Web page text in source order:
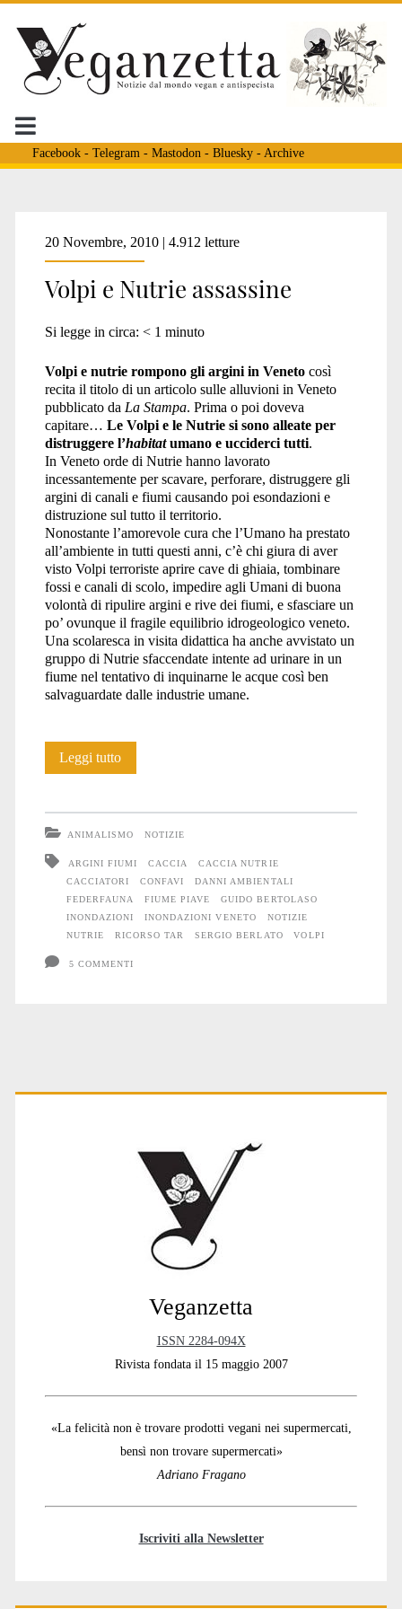
Facebook- Telegram - Mastodon - Bluesky- Archive
Tag:
<span>fiume
piave</span>
20 Novembre, 2010 | 4.912 letture
Volpi e Nutrie assassine
Si legge in circa: < 1 minuto
Volpi e nutrie rompono gli argini in Venetocosì
recita il titolo di un articolo sulle alluvioni in Veneto
pubblicato da La Stampa. Prima o poi doveva
capitare… Le Volpi e le Nutrie si sono alleate per
distruggere l’habitatumano e ucciderci tutti.
In Veneto orde di Nutrie hanno lavorato
incessantemente per scavare, perforare, distruggere gli
argini di canali e fiumi causando poi esondazioni e
distruzione sul tutto il territorio.
Nonostante l’amorevole cura che l’Umano ha prestato
all’ambiente in tutti questi anni, c’è chi giura di aver
visto Volpi terroriste aprire cave di ghiaia, tombinare
fossi e canali di scolo, impedire agli Umani di buona
volontà di ripulire argini e rive dei fiumi, e sfasciare un
po’ ovunque il fragile equilibrio idrogeologico veneto.
Una scolaresca in visita didattica ha anche avvistato un
gruppo di Nutrie sfaccendate intente ad urinare in un
fiume nel tentativo di inquinarne le acque così ben
salvaguardate dalle industrie umane.
Leggi tuttoVolpi
ANIMALISMO NOTIZIE
ARGINI FIUMI CACCIA
CACCIA NUTRIE
CACCIATORI
CONFAVI
DANNI AMBIENTALI
FEDERFAUNA
FIUME PIAVE
GUIDO BERTOLASO
INONDAZIONI
INONDAZIONI VENETO
NOTIZIE
NUTRIE
RICORSO TAR SERGIO BERLATO VOLPI
5 COMMENTI
Primary
Veganzetta
ISSN 2284-094X
Rivista fondata il 15 maggio 2007
«La felicità non è trovare prodotti vegani nei supermercati,
bensì non trovare supermercati»
Adriano Fragano
Iscriviti alla Newsletter